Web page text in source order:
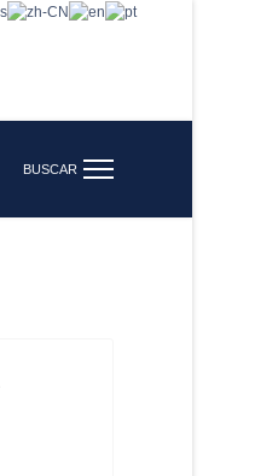
BUSCAR